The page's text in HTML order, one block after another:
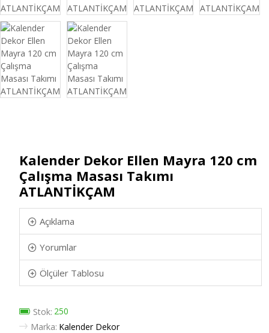
Kalender Dekor Ellen Mayra 120 cm
Çalışma Masası Takımı
ATLANTİKÇAM
Açıklama
Yorumlar
Ölçüler Tablosu
Stok: 250
Marka: Kalender Dekor